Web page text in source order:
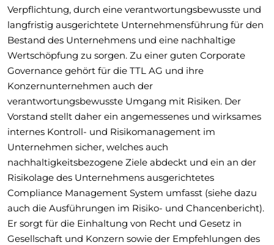
Verpflichtung, durch eine verantwortungsbewusste und
langfristig ausgerichtete Unternehmensführung für den
Bestand des Unternehmens und eine nachhaltige
Wertschöpfung zu sorgen. Zu einer guten Corporate
Governance gehört für die TTL AG und ihre
Konzernunternehmen auch der
verantwortungsbewusste Umgang mit Risiken. Der
Vorstand stellt daher ein angemessenes und wirksames
internes Kontroll- und Risikomanagement im
Unternehmen sicher, welches auch
nachhaltigkeitsbezogene Ziele abdeckt und ein an der
Risikolage des Unternehmens ausgerichtetes
Compliance Management System umfasst (siehe dazu
auch die Ausführungen im Risiko- und Chancenbericht).
Er sorgt für die Einhaltung von Recht und Gesetz in
Gesellschaft und Konzern sowie der Empfehlungen des